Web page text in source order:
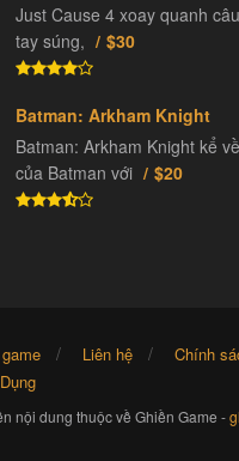
Just Cause 4 xoay quanh
tay súng,
$30
Batman: Arkham Knight
Batman: Arkham Knight kể
của Batman với
$20
Liên hệ
Chính
nội dung thuộc về Ghiền Game -